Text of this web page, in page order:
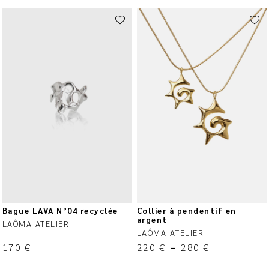
Bague LAVA N°04 recyclée
LAÔMA ATELIER
170 €
Collier à pendentif en
argent
LAÔMA ATELIER
220 € – 280€